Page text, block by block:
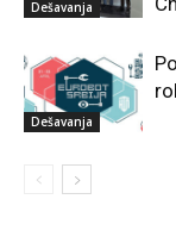
Dešavanja
Dešavanja